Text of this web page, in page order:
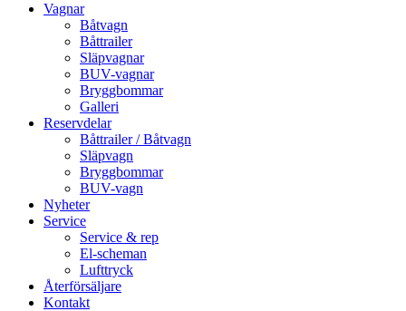
Vagnar
Båtvagn
Båttrailer
Släpvagnar
BUV-vagnar
Bryggbommar
Galleri
Reservdelar
Båttrailer / Båtvagn
Släpvagn
Bryggbommar
BUV-vagn
Nyheter
Service
Service & rep
El-scheman
Lufttryck
Återförsäljare
Kontakt